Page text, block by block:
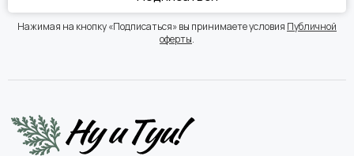
Нажимая на кнопку «Подписаться» вы принимаете условия Публичной
оферты.